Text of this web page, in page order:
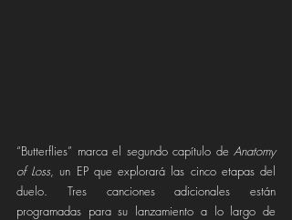
“Butterflies” marca el segundo capítulo de Anatomy
of Loss, un EP que explorará las cinco etapas del
duelo. Tres canciones adicionales están
programadas para su lanzamiento a lo largo de